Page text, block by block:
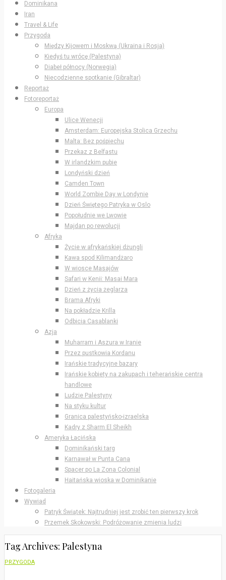
Dominikana
Iran
Travel & Life
Przygoda
Między Kijowem i Moskwą (Ukraina i Rosja)
Kiedyś tu wrócę (Palestyna)
Diabeł północy (Norwegia)
Niecodzienne spotkanie (Gibraltar)
Reportaż
Fotoreportaż
Europa
Ulice Wenecji
Amsterdam: Europejska Stolica Grzechu
Malta: Bez pośpiechu
Przekaz z Belfastu
W irlandzkim pubie
Londyński dzień
Camden Town
World Zombie Day w Londynie
Dzień Świętego Patryka w Oslo
Popołudnie we Lwowie
Majdan po rewolucji
Afryka
Życie w afrykańskiej dżungli
Kawa spod Kilimandżaro
W wiosce Masajów
Safari w Kenii: Masai Mara
Dzień z życia żeglarza
Brama Afryki
Na pokładzie Krilla
Odbicia Casablanki
Azja
Muharram i Aszura w Iranie
Przez pustkowia Kordanu
Irańskie tradycyjne bazary
Irańskie kobiety na zakupach i teherańskie centra
handlowe
Ludzie Palestyny
Na styku kultur
Granica palestyńsko-izraelska
Kadry z Sharm El Sheikh
Ameryka Łacińska
Dominikański targ
Karnawał w Punta Cana
Spacer po La Zona Colonial
Haitańska wioska w Dominikanie
Fotogaleria
Wywiad
Patryk Świątek: Najtrudniej jest zrobić ten pierwszy krok
Przemek Skokowski: Podróżowanie zmienia ludzi
Tag Archives: Palestyna
PRZYGODA